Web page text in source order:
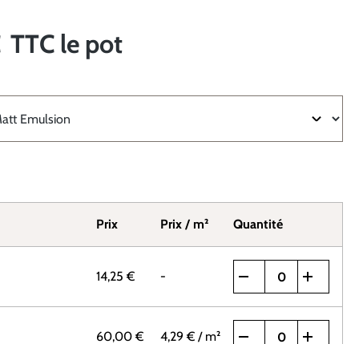
TTC le pot
Prix Prix / m² Quantité
14,25 € -
60,00 € 4,29 € / m²